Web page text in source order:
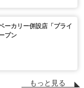
ーカリー併設店「プライ
プン
もっと見る